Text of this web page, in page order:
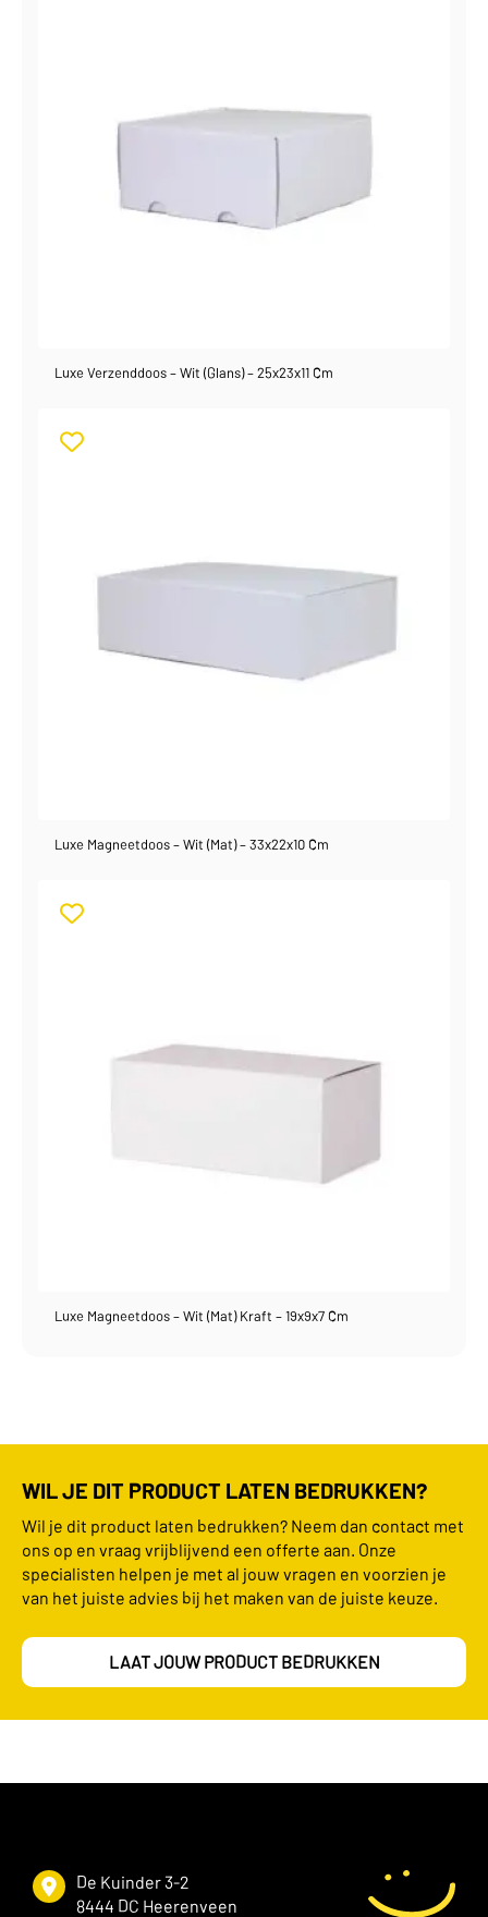
Luxe Verzenddoos – Wit (glans) – 25x23x11 Cm
Luxe Magneetdoos – Wit (mat) – 33x22x10 Cm
Luxe Magneetdoos – Wit (mat) Kraft – 19x9x7 Cm
WIL JE DIT PRODUCT LATEN BEDRUKKEN?
Wil je dit product laten bedrukken? Neem dan contact met
ons op en vraag vrijblijvend een offerte aan. Onze
specialisten helpen je met al jouw vragen en voorzien je
van het juiste advies bij het maken van de juiste keuze.
LAAT JOUW PRODUCT BEDRUKKEN
De Kuinder 3-2
8444 DC Heerenveen